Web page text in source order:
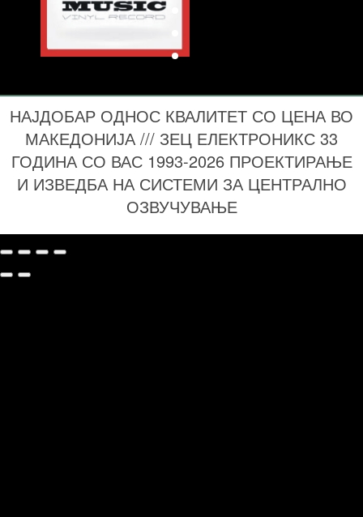
НАЈДОБАР ОДНОС КВАЛИТЕТ СО ЦЕНА ВО
МАКЕДОНИЈА /// ЗЕЦ ЕЛЕКТРОНИКС 33
ГОДИНА СО ВАС 1993-2026 ПРОЕКТИРАЊЕ
И ИЗВЕДБА НА СИСТЕМИ ЗА ЦЕНТРАЛНО
ОЗВУЧУВАЊЕ